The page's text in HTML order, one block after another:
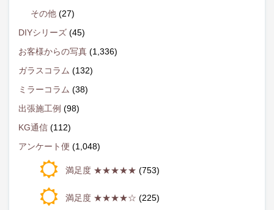
その他 (27)
DIYシリーズ (45)
お客様からの写真 (1,336)
ガラスコラム (132)
ミラーコラム (38)
出張施工例 (98)
KG通信 (112)
アンケート便 (1,048)
満足度 ★★★★★ (753)
満足度 ★★★★☆ (225)